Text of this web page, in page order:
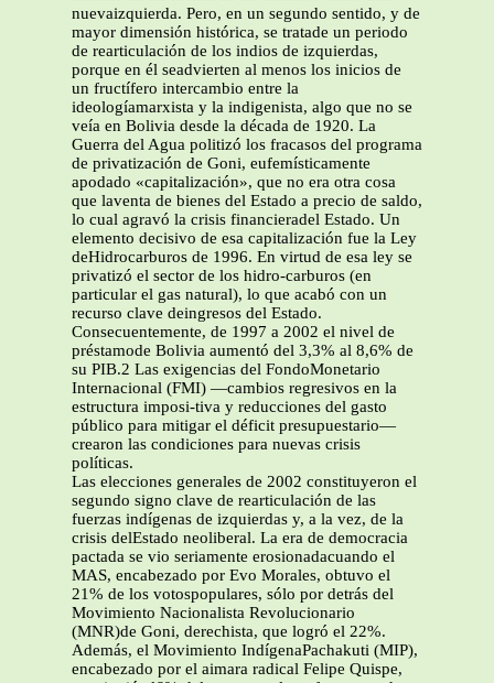
nuevaizquierda. Pero, en un segundo sentido, y de
mayor dimensión histórica, se tratade un periodo
de rearticulación de los indios de izquierdas,
porque en él seadvierten al menos los inicios de
un fructífero intercambio entre la
ideologíamarxista y la indigenista, algo que no se
veía en Bolivia desde la década de 1920. La
Guerra del Agua politizó los fracasos del programa
de privatización de Goni, eufemísticamente
apodado «capitalización», que no era otra cosa
que laventa de bienes del Estado a precio de saldo,
lo cual agravó la crisis financieradel Estado. Un
elemento decisivo de esa capitalización fue la Ley
deHidrocarburos de 1996. En virtud de esa ley se
privatizó el sector de los hidro-carburos (en
particular el gas natural), lo que acabó con un
recurso clave deingresos del Estado.
Consecuentemente, de 1997 a 2002 el nivel de
préstamode Bolivia aumentó del 3,3% al 8,6% de
su PIB.2 Las exigencias del FondoMonetario
Internacional (FMI) —cambios regresivos en la
estructura imposi-tiva y reducciones del gasto
público para mitigar el déficit presupuestario—
crearon las condiciones para nuevas crisis
políticas.
Las elecciones generales de 2002 constituyeron el
segundo signo clave de rearticulación de las
fuerzas indígenas de izquierdas y, a la vez, de la
crisis delEstado neoliberal. La era de democracia
pactada se vio seriamente erosionadacuando el
MAS, encabezado por Evo Morales, obtuvo el
21% de los votospopulares, sólo por detrás del
Movimiento Nacionalista Revolucionario
(MNR)de Goni, derechista, que logró el 22%.
Además, el Movimiento IndígenaPachakuti (MIP),
encabezado por el aimara radical Felipe Quispe,